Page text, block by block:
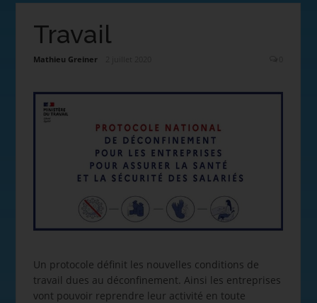
Travail
Mathieu Greiner
Un protocole définit les nouvelles conditions de
travail dues au déconfinement. Ainsi les entreprises
vont pouvoir reprendre leur activité en toute